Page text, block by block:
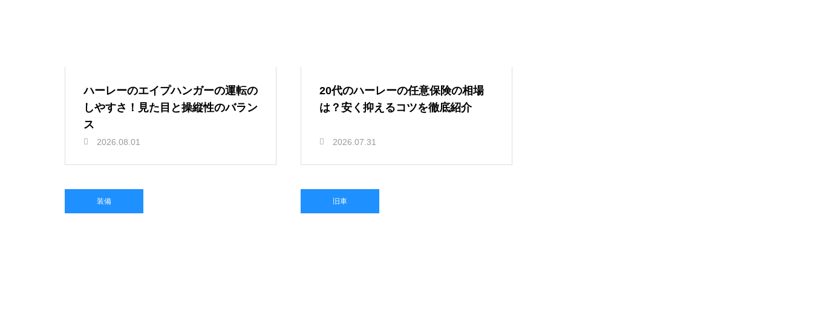
ハーレーのエイプハンガーの運転の
しやすさ！見た目と操縦性のバラン
ス
2026.08.01
20代のハーレーの任意保険の相場
は？安く抑えるコツを徹底紹介
2026.07.31
装備 旧車